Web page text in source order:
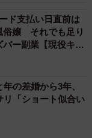
ド支払い日直前は
俗嬢 それでも足り
ー副業【現役キャ
の差婚から3年、
リ「ショート似合い